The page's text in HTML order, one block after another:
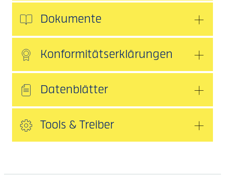
Dokumente
Konformitätserklärungen
Datenblätter
Tools & Treiber